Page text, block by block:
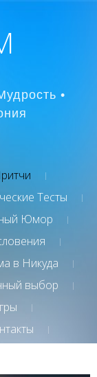
•
Тесты
Юмор
в Никуда
выбор